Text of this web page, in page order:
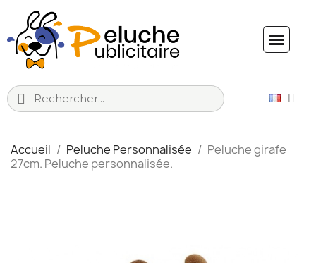
Accueil Peluche Personnalisée
Peluche girafe
27cm. Peluche personnalisée.